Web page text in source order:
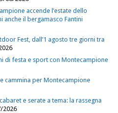
accende l’estate dello
anche il bergamasco Fantini
Fest, dall’1 agosto tre giorni tra
di festa e sport con Montecampione
cammina per Montecampione
e serate a tema: la rassegna
2026